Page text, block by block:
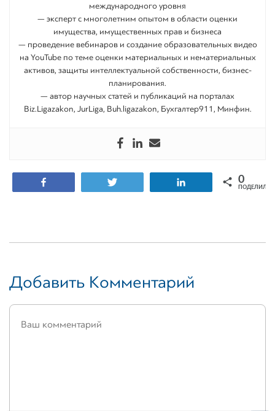
международного уровня
— эксперт с многолетним опытом в области оценки
имущества, имущественных прав и бизнеса
— проведение вебинаров и создание образовательных видео
на YouTube по теме оценки материальных и нематериальных
активов, защиты интеллектуальной собственности, бизнес-
планирования.
— автор научных статей и публикаций на порталах
Biz.Ligazakon, JurLiga, Buh.ligazakon, Бухгалтер911, Минфин.
Поделиться0
Добавить Комментарий